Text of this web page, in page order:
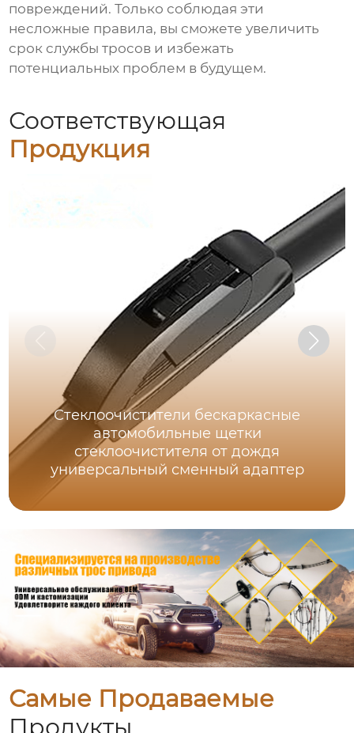
повреждений. Только соблюдая эти
несложные правила, вы сможете увеличить
срок службы тросов и избежать
потенциальных проблем в будущем.
Соответствующая
Продукция
Стеклоочистители бескаркасные
автомобильные щетки
стеклоочистителя от дождя
универсальный сменный адаптер
Самые Продаваемые